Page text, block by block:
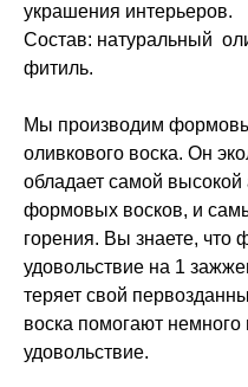
украшения интерьеров.
Состав: натуральный
фитиль.
Мы производим
оливкового воска. Он
обладает самой
формовых восков, и
горения. Вы знаете, что
удовольствие на 1
теряет свой
воска помогают немного
удовольствие.